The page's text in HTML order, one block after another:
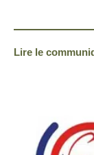
Lire le